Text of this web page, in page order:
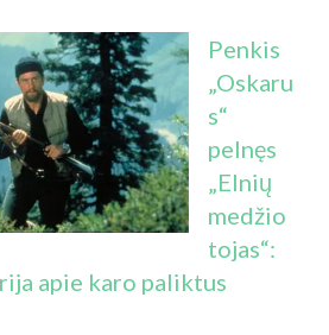
Penkis
„Oskaru
s“
pelnęs
„Elnių
medžio
tojas“:
apie karo paliktus